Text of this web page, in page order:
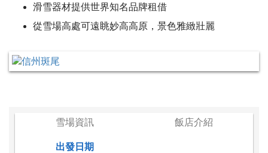
滑雪器材提供世界知名品牌租借
從雪場高處可遠眺妙高高原，景色雅緻壯麗
雪場資訊 飯店介紹
出發日期